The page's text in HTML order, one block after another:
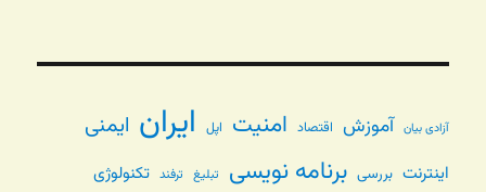
آزادی بیان آموزش اقتصاد امنیت اپل ایران ایمنی
اینترنت بررسی برنامه نویسی تبلیغ ترفند تکنولوژی